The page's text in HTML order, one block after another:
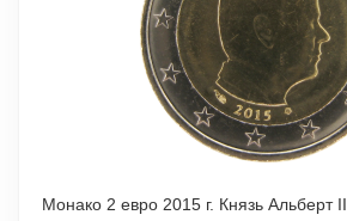
Монако 2 евро 2015 г. Князь Альберт II